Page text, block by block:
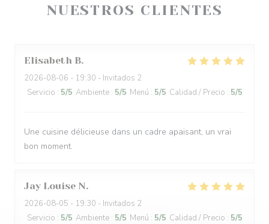
NUESTROS CLIENTES
Elisabeth B
2026-08-06 - 19:30 - Invitados 2
Servicio : 5/5 Ambiente : 5/5 Menú : 5/5 Calidad / Precio : 5/5
Une cuisine délicieuse dans un cadre apaisant, un vrai
bon moment.
Jay Louise N
2026-08-05 - 19:30 - Invitados 2
Servicio : 5/5 Ambiente : 5/5 Menú : 5/5 Calidad / Precio : 5/5